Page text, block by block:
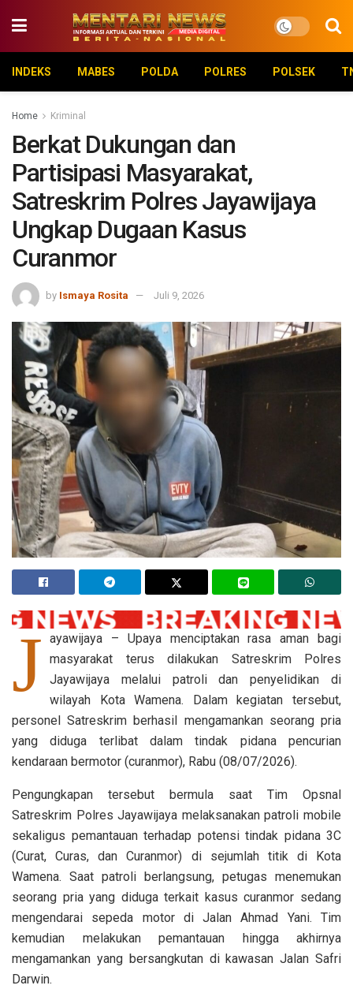
INDEKS MABES POLDA POLRES POLSEK
Home Kriminal
Berkat Dukungan dan
Partisipasi Masyarakat,
Satreskrim Polres Jayawijaya
Ungkap Dugaan Kasus
Curanmor
by Ismaya Rosita Juli 9, 2026
J ayawijaya – Upaya menciptakan rasa aman bagi
masyarakat terus dilakukan Satreskrim Polres
Jayawijaya melalui patroli dan penyelidikan di
wilayah Kota Wamena. Dalam kegiatan tersebut,
personel Satreskrim berhasil mengamankan seorang pria
yang diduga terlibat dalam tindak pidana pencurian
kendaraan bermotor (curanmor), Rabu (08/07/2026).
Pengungkapan tersebut bermula saat Tim Opsnal
Satreskrim Polres Jayawijaya melaksanakan patroli mobile
sekaligus pemantauan terhadap potensi tindak pidana 3C
(Curat, Curas, dan Curanmor) di sejumlah titik di Kota
Wamena. Saat patroli berlangsung, petugas menemukan
seorang pria yang diduga terkait kasus curanmor sedang
mengendarai sepeda motor di Jalan Ahmad Yani. Tim
kemudian melakukan pemantauan hingga akhirnya
mengamankan yang bersangkutan di kawasan Jalan Safri
Darwin.